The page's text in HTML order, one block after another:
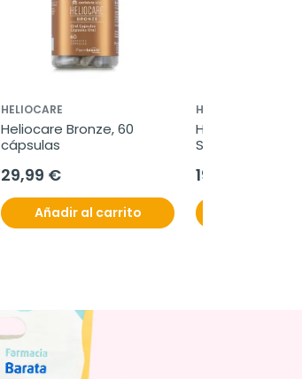
HELIOCARE
Heliocare Bronze, 60
cápsulas
29,99 €
Añadir al carrito
HELIOCARE
Heliocare
SPF50, 250 ml
19,95 €